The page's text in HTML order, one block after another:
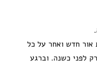
אור חדש ואחר על כל
לפני כשנה. וברגע